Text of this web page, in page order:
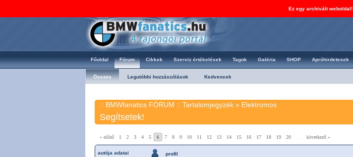
Ez egy archivált weboldal!
Főoldal Fórum
Összes Legutóbbi hozzászólások Kedvencek
Cikkek Szerviz értékelések Tagok Galéria SHOP Apróhirdetesek
:: BMWfanatics FÓRUM :: Tartalomjegyzék » Elektromos
Segítsetek!
« előző 1 2 3 4 5 6 7 8 9 10 11 12 13 14 15 16 17 18 19 20 következő »
autója adatai profil